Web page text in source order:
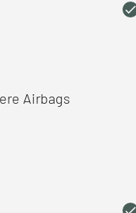
Airbags